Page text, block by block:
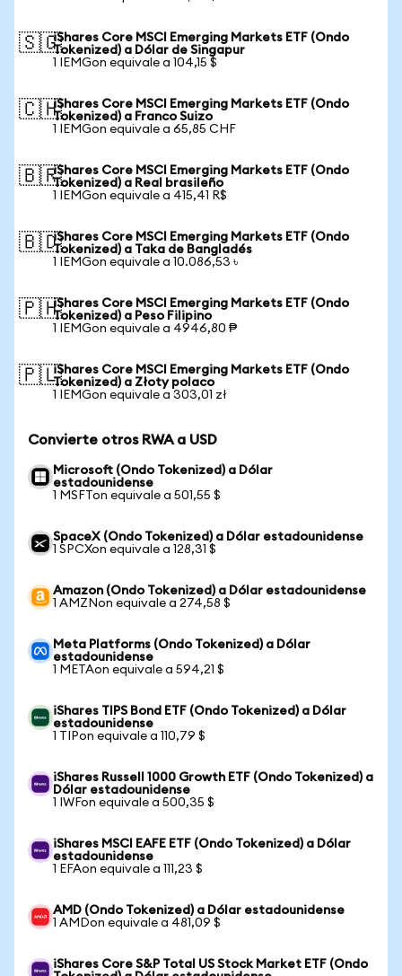
🇸🇬iShares Core MSCI Emerging Markets ETF (Ondo
Tokenized) a Dólar de Singapur
1 IEMGon equivale a 104,15 $
🇨🇭iShares Core MSCI Emerging Markets ETF (Ondo
Tokenized) a Franco Suizo
1 IEMGon equivale a 65,85 CHF
🇧🇷iShares Core MSCI Emerging Markets ETF (Ondo
Tokenized) a Real brasileño
1 IEMGon equivale a 415,41 R$
🇧🇩iShares Core MSCI Emerging Markets ETF (Ondo
Tokenized) a Taka de Bangladés
1 IEMGon equivale a 10.086,53 ৳
🇵🇭iShares Core MSCI Emerging Markets ETF (Ondo
Tokenized) a Peso Filipino
1 IEMGon equivale a 4946,80 ₱
🇵🇱iShares Core MSCI Emerging Markets ETF (Ondo
Tokenized) a Złoty polaco
1 IEMGon equivale a 303,01 zł
Convierte otros RWA a USD
Microsoft (Ondo Tokenized) a Dólar
estadounidense
1 MSFTon equivale a 501,55 $
SpaceX (Ondo Tokenized) a Dólar estadounidense
1 SPCXon equivale a 128,31 $
Amazon (Ondo Tokenized) a Dólar estadounidense
1 AMZNon equivale a 274,58 $
Meta Platforms (Ondo Tokenized) a Dólar
estadounidense
1 METAon equivale a 594,21 $
iShares TIPS Bond ETF (Ondo Tokenized) a Dólar
estadounidense
1 TIPon equivale a 110,79 $
iShares Russell 1000 Growth ETF (Ondo Tokenized) a
Dólar estadounidense
1 IWFon equivale a 500,35 $
iShares MSCI EAFE ETF (Ondo Tokenized) a Dólar
estadounidense
1 EFAon equivale a 111,23 $
AMD (Ondo Tokenized) a Dólar estadounidense
1 AMDon equivale a 481,09 $
iShares Core S&P Total US Stock Market ETF (Ondo